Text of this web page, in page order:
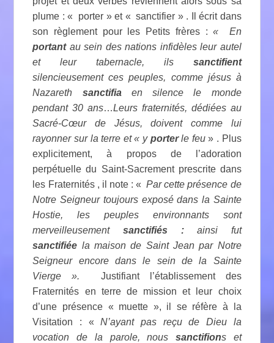
plume : « porter » et « sanctifier » . Il écrit dans
son règlement pour les Petits frères :« En
portant au sein des nations infidèles leur autel
et leur tabernacle, ils
sanctifient
silencieusement ces peuples, comme jésus à
Nazareth
sanctifia
en silence le monde
pendant 30 ans…Leurs fraternités, dédiées au
Sacré-Cœur de Jésus, doivent comme lui
rayonner sur la terre et « y porter le feu» . Plus
explicitement, à propos de l’adoration
perpétuelle du Saint-Sacrement prescrite dans
les Fraternités , il note : «Par cette présence de
Notre Seigneur toujours exposé dans la Sainte
Hostie, les peuples environnants sont
merveilleusement
sanctifiés :
ainsi fut
sanctifiée la maison de Saint Jean par Notre
Seigneur encore dans le sein de la Sainte
Vierge ». Justifiant l’établissement des
Fraternités en terre de mission et leur choix
d’une présence « muette », il se réfère à la
Visitation : «N’ayant pas reçu de Dieu la
vocation de la parole, nous
sanctifions et